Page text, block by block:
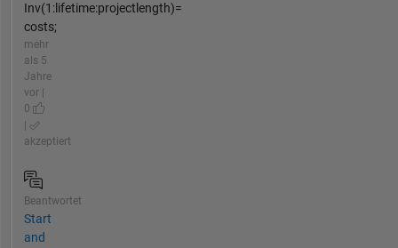
Inv(1:lifetime:projectlength)=
costs;
mehr
als 5
Jahre
vor |
0
akzeptiert
Beantwortet
Start
and